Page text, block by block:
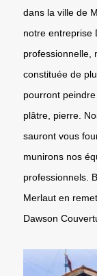
dans la ville de
notre entreprise
professionnelle,
constituée de
pourront
plâtre, pierre.
sauront vous
munirons nos
professionnels.
Merlaut en
Dawson